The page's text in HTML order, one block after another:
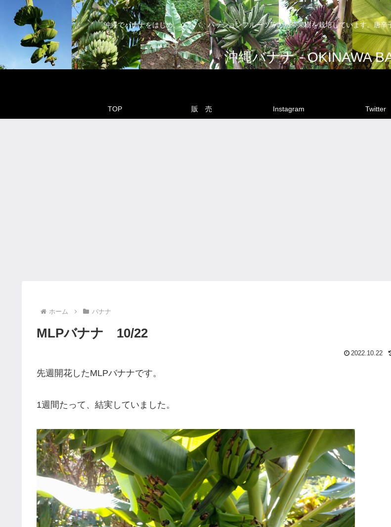
沖縄でバナナをはじめ、グァバ、パッションフルーツ等の熱帯果樹を栽培しています。唐
沖縄バナナ - OKINAWA
TOP 販 売 Instagram Twitter
ホーム バナナ
MLPバナナ 10/22
2022.10.22
先週開花したMLPバナナです。
1週間たって、結実していました。